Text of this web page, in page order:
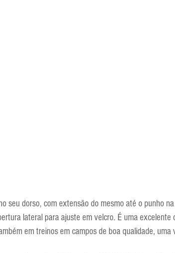
seu dorso, com extensão do mesmo até o punho
lateral para ajuste em velcro. É uma excelente
em treinos em campos de boa qualidade, uma